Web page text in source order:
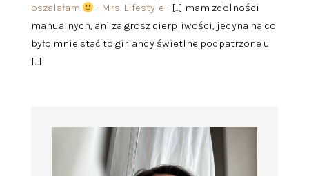
oszalałam - Mrs. Lifestyle - […] mam zdolności
manualnych, ani za grosz cierpliwości, jedyna na co
było mnie stać to girlandy świetlne podpatrzone u
[…]